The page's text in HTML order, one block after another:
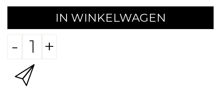
IN WINKELWAGEN
- +